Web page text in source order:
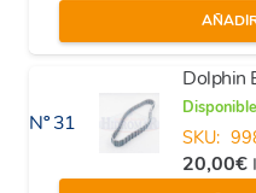
Nº 31
Dolphin
Disponible
SKU:
20,00€